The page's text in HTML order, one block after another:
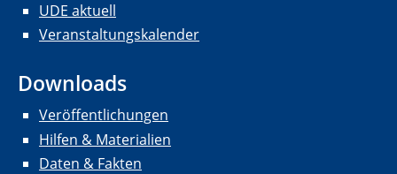
UDE aktuell
Veranstaltungskalender
Downloads
Veröffentlichungen
Hilfen & Materialien
Daten & Fakten